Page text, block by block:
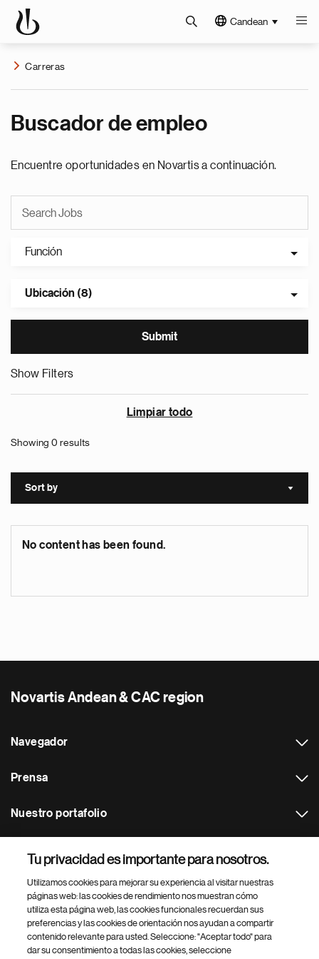
Candean
Carreras
Buscador de empleo
Encuentre oportunidades en Novartis a continuación.
Función
Ubicación (8)
Show Filters
Limpiar todo
Showing 0 results
Sort by Sort
No content has been found.
Novartis Andean & CAC region
Navegador
Prensa
Nuestro portafolio
Footer Site Search
Tu privacidad es importante para nosotros.
Utilizamos cookies para mejorar su experiencia al visitar nuestras
páginas web: las cookies de rendimiento nos muestran cómo
utiliza esta página web, las cookies funcionales recuerdan sus
preferencias y las cookies de orientación nos ayudan a compartir
contenido relevante para usted. Seleccione: "Aceptar todo" para
dar su consentimiento a todas las cookies, seleccione